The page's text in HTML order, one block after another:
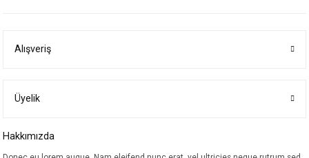
Ürün bilgilerinde hatalar bulunuyor.
Bu ürüne benzer farklı alternatifler olmalı.
Alışveriş
Üyelik
Hakkımızda